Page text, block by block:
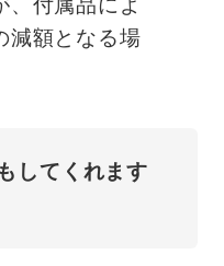
、付属品によ
減額となる場
してくれます